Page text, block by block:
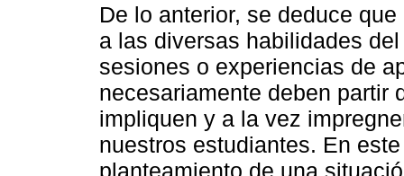
De lo anterior, se deduce
a las diversas habilidades
sesiones o experiencias de
necesariamente deben partir
impliquen y a la vez
nuestros estudiantes. En
planteamiento de una